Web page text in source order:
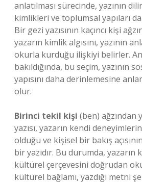
anlatılması sürecinde, yazının
kimlikleri ve toplumsal yapıları
Bir gezi yazısının kaçıncı kişi
yazarın kimlik algısını, yazının
okurla kurduğu ilişkiyi belirler.
bakıldığında, bu seçim, yazının
yapısını daha derinlemesine
olur.
Birinci tekil kişi (ben) ağzından
yazısı, yazarın kendi
olduğu ve kişisel bir bakış
bir yazıdır. Bu durumda, yazarın
kültürel çerçevesini doğrudan
kültürel bağlamı, yazdığı metni